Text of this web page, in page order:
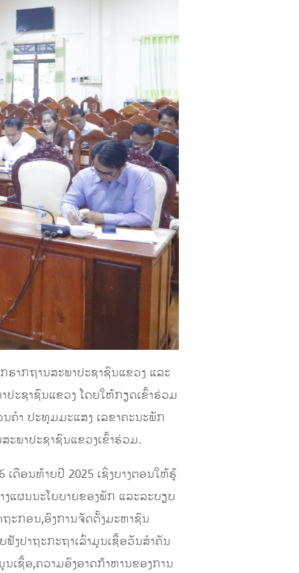
າກຖານສະພາປະຊາຊົນແຂວງ ແລະ
ະຊາຊົນແຂວງ ໂດຍໃຫ້ກຽດເຂົ້າຮ່ວມ
ຄໍາ ປະທຸມມະແສງ ເລຂາຄະນະພັກ
ພາປະຊາຊົນແຂວງເຂົ້າຮ່ວມ.
ດືອນທ້າຍປີ 2025 ເຊິ່ງບາງຕອນໃຫ້ຮູ້
ແຜນນະໂຍບາຍຂອງພັກ ແລະລະບຽບ
ະກອນ,ອົງການຈັດຕັ້ງມະຫາຊົນ
ງປາຖະກະຖາເລົ່າມູນເຊື້ອວັນສໍາຄັນ
ເຊື້ອ,ຄວາມອົງອາດກ້າຫານຂອງການ